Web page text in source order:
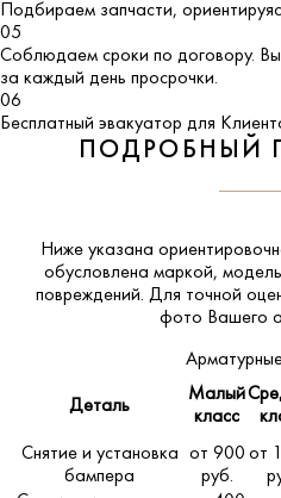
Подбираем запчасти,
05
Соблюдаем сроки по договору.
за каждый день просрочки.
06
Бесплатный эвакуатор для
ПОДРОБНЫЙ
Ниже указана
обусловлена маркой,
повреждений. Для точной
фото Вашего
Деталь
Малый
класс
Снятие и установка
бампера
от 900
руб.
от